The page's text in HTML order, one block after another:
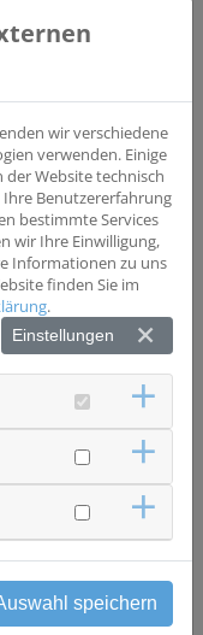
wt/Alk neg mit
wir verschiedene
verwenden. Einige
Website technisch
Benutzererfahrung
bestimmte Services
wir Ihre Einwilligung,
Informationen zu uns
finden Sie im
.
Einstellungen
speichern